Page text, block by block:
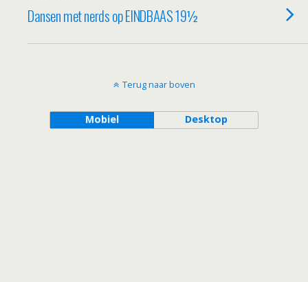
Dansen met nerds op EINDBAAS 19½
Terug naar boven
Mobiel Desktop